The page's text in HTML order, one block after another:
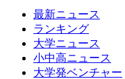
最新ニュース
ランキング
大学ニュース
小中高ニュース
大学発ベンチャー